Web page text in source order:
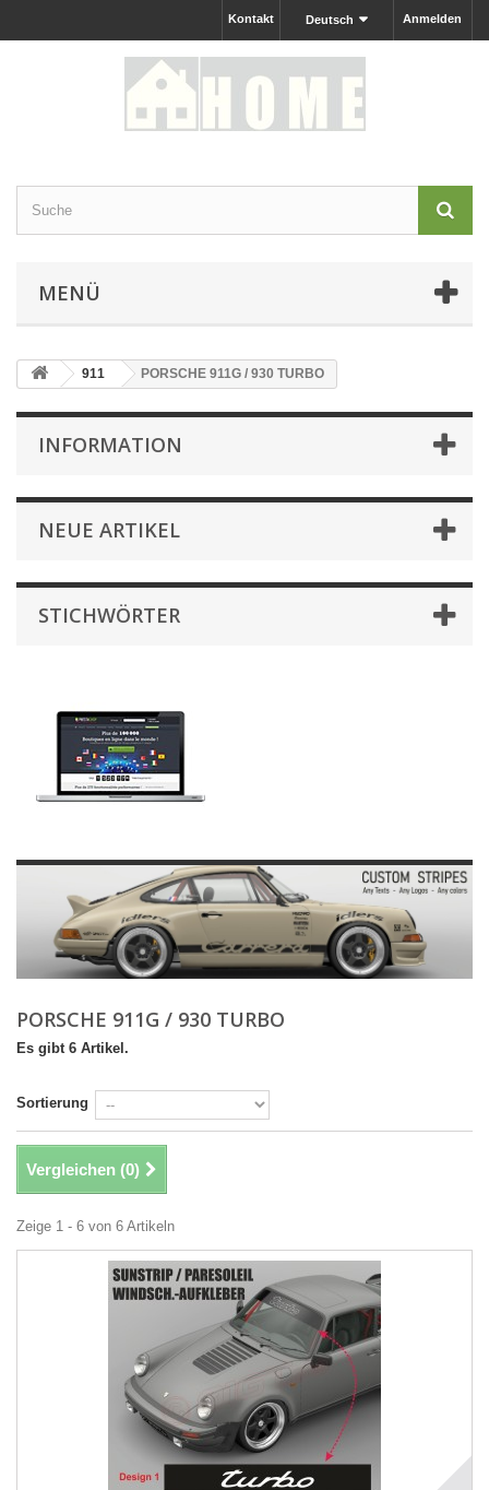
Anmelden
Deutsch
Kontakt
MENÜ
911 PORSCHE 911G / 930 TURBO
INFORMATION
NEUE ARTIKEL
STICHWÖRTER
PORSCHE 911G / 930 TURBO
Es gibt 6 Artikel.
Sortierung
Vergleichen (0)
Zeige 1 - 6 von 6 Artikeln